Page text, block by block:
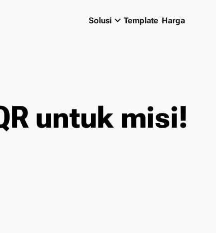
Solusi keyboard_arrow_down Template Harga
untuk misi!